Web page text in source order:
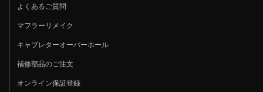
よくあるご質問
マフラーリメイク
キャブレターオーバーホール
補修部品のご注文
オンライン保証登録